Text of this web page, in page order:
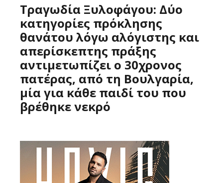
Τραγωδία Ξυλοφάγου: Δύο
κατηγορίες πρόκλησης
θανάτου λόγω αλόγιστης και
απερίσκεπτης πράξης
αντιμετωπίζει ο 30χρονος
πατέρας, από τη Βουλγαρία,
μία για κάθε παιδί του που
βρέθηκε νεκρό